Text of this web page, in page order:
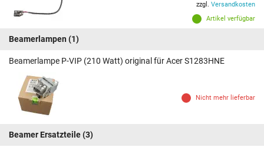
Artikel verfügbar
zzgl. Versandkosten
Beamerlampen (1)
Beamerlampe P-VIP (210 Watt) original für Acer S1283HNE
Nicht mehr lieferbar
Beamer Ersatzteile(3)